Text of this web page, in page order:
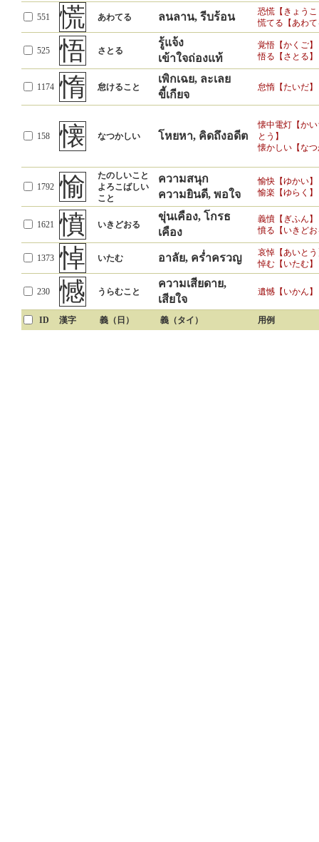
551 慌 あわてる ลนลาน, รีบร้อน
恐慌【きょう
慌てる【あわ
525 悟 さとる
รู้แจ้ง
เข้าใจถ่องแท้
覚悟【かくご】
悟る【さとる】
1174 惰 怠けること
เพิกเฉย, ละเลย
ขี้เกียจ
怠惰【たいだ】
158 懐 なつかしい โหยหา, คิดถึงอดีต
懐中電灯【か
とう】
懐かしい【な
1792 愉
たのしいこと
よろこばしい
こと
ความสนุก
ความยินดี, พอใจ
愉快【ゆかい】
愉楽【ゆらく】
1621 憤 いきどおる
ขุ่นเคือง, โกรธ
เคือง
義憤【ぎふん】
憤る【いきど
1373 悼 いたむ อาลัย, คร่ำครวญ
哀悼【あいと
悼む【いたむ】
230 憾 うらむこと
ความเสียดาย,
เสียใจ
遺憾【いかん】
ID 漢字 義（日） 義（タイ） 用例